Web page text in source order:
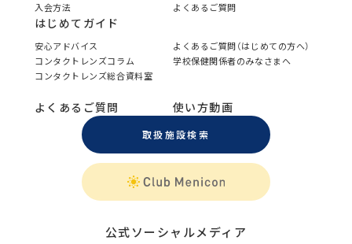
入会方法
よくあるご質問
はじめてガイド
安心アドバイス
よくあるご質問（はじめての方へ）
コンタクトレンズコラム
学校保健関係者のみなさまへ
コンタクトレンズ総合資料室
よくあるご質問 使い方動画
取扱施設検索
公式ソーシャルメディア